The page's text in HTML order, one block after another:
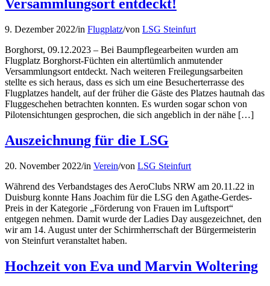
Versammlungsort entdeckt!
9. Dezember 2022/in Flugplatz/von LSG Steinfurt
Borghorst, 09.12.2023 – Bei Baumpflegearbeiten wurden am
Flugplatz Borghorst-Füchten ein altertümlich anmutender
Versammlungsort entdeckt. Nach weiteren Freilegungsarbeiten
stellte es sich heraus, dass es sich um eine Besucherterrasse des
Flugplatzes handelt, auf der früher die Gäste des Platzes hautnah das
Fluggeschehen betrachten konnten. Es wurden sogar schon von
Pilotensichtungen gesprochen, die sich angeblich in der nähe […]
Auszeichnung für die LSG
20. November 2022/in Verein/von LSG Steinfurt
Während des Verbandstages des AeroClubs NRW am 20.11.22 in
Duisburg konnte Hans Joachim für die LSG den Agathe-Gerdes-
Preis in der Kategorie „Förderung von Frauen im Luftsport“
entgegen nehmen. Damit wurde der Ladies Day ausgezeichnet, den
wir am 14. August unter der Schirmherrschaft der Bürgermeisterin
von Steinfurt veranstaltet haben.
Hochzeit von Eva und Marvin Woltering